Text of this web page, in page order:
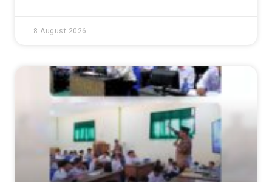
8 August 2026